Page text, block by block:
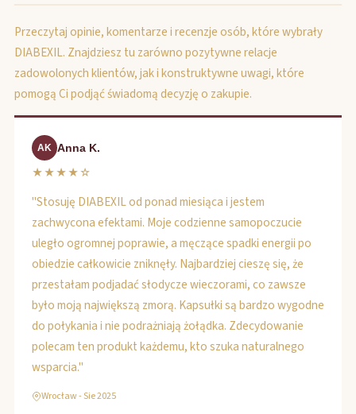
Przeczytaj opinie, komentarze i recenzje osób, które wybrały
DIABEXIL. Znajdziesz tu zarówno pozytywne relacje
zadowolonych klientów, jak i konstruktywne uwagi, które
pomogą Ci podjąć świadomą decyzję o zakupie.
AK Anna K.
★★★★☆
"Stosuję DIABEXIL od ponad miesiąca i jestem
zachwycona efektami. Moje codzienne samopoczucie
uległo ogromnej poprawie, a męczące spadki energii po
obiedzie całkowicie zniknęły. Najbardziej cieszę się, że
przestałam podjadać słodycze wieczorami, co zawsze
było moją największą zmorą. Kapsułki są bardzo wygodne
do połykania i nie podrażniają żołądka. Zdecydowanie
polecam ten produkt każdemu, kto szuka naturalnego
wsparcia."
Wrocław - Sie 2025